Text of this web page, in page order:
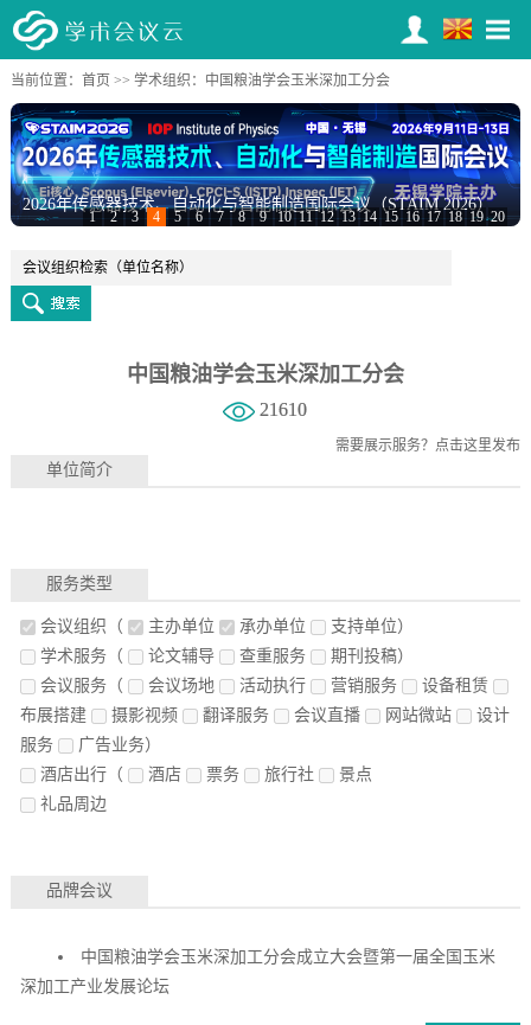
当前位置： 首页 >> 学术组织 ：中国粮油学会玉米深加工分会
2026年传感器技术、自动化与智能制造国际会议（STAIM 2026）
1 2 3 4 5 6 7 8 9 10 11 12 13 14 15 16 17 18 19 20
中国粮油学会玉米深加工分会
21610
需要展示服务？ 点击这里发布
单位简介
服务类型
会议组织 （ 主办单位 承办单位
支持单位）
学术服务（ 论文辅导 查重服务
期刊投稿）
会议服务（ 会议场地 活动执行 营销服务
设备租赁
布展搭建
摄影视频 翻译服务 会议直播 网站微站
设计
服务
广告业务）
酒店出行（ 酒店 票务 旅行社
景点
礼品周边
品牌会议
中国粮油学会玉米深加工分会成立大会暨第一届全国玉米
深加工产业发展论坛